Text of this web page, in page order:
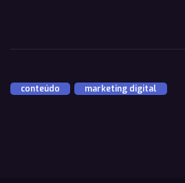
conteúdo marketing digital